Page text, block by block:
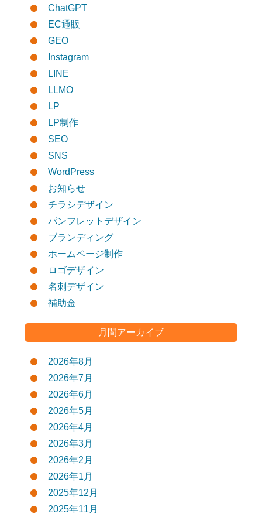
ChatGPT
EC通販
GEO
Instagram
LINE
LLMO
LP
LP制作
SEO
SNS
WordPress
お知らせ
チラシデザイン
パンフレットデザイン
ブランディング
ホームページ制作
ロゴデザイン
名刺デザイン
補助金
月間アーカイブ
2026年8月
2026年7月
2026年6月
2026年5月
2026年4月
2026年3月
2026年2月
2026年1月
2025年12月
2025年11月